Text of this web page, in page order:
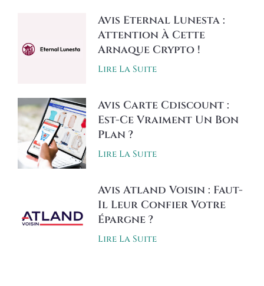
Avis Eternal Lunesta :
Attention À Cette
Arnaque Crypto !
Lire La Suite
Avis Carte Cdiscount :
Est-Ce Vraiment Un Bon
Plan ?
Lire La Suite
Avis Atland Voisin : Faut-
Il Leur Confier Votre
Épargne ?
Lire La Suite